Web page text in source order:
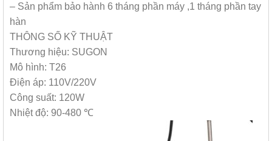
– Sản phẩm bảo hành 6 tháng phần máy ,1 tháng phần tay
hàn
THÔNG SỐ KỸ THUẬT
Thương hiệu: SUGON
Mô hình: T26
Điện áp: 110V/220V
Công suất: 120W
Nhiệt độ: 90-480 ℃